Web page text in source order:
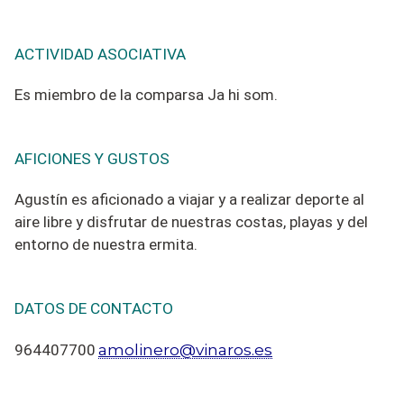
ACTIVIDAD ASOCIATIVA
Es miembro de la comparsa Ja hi som.
AFICIONES Y GUSTOS
Agustín es aficionado a viajar y a realizar deporte al
aire libre y disfrutar de nuestras costas, playas y del
entorno de nuestra ermita.
DATOS DE CONTACTO
964407700 amolinero@vinaros.es